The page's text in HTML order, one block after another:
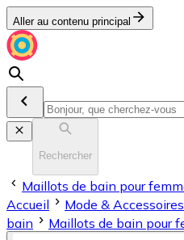
Aller au contenu principal
Rechercher
Maillots de bain pour
Accueil
Mode & Accessoires
bain
Maillots de bain pour